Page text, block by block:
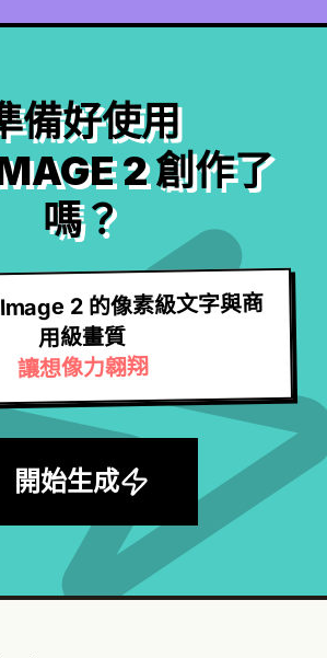
備好使用
2 創作了
嗎？
2 的像素級文字與商
用級畫質
讓想像力翱翔
開始生成